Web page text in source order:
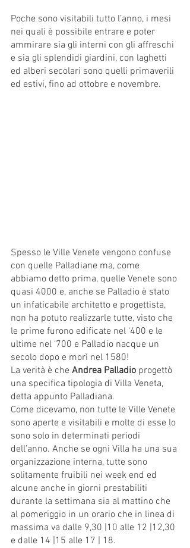
Poche sono visitabili tutto l’anno, i mesi
nei quali è possibile entrare e poter
ammirare sia gli interni con gli affreschi
e sia gli splendidi giardini, con laghetti
ed alberi secolari sono quelli primaverili
ed estivi, fino ad ottobre e novembre.
Spesso le Ville Venete vengono confuse
con quelle Palladiane ma, come
abbiamo detto prima, quelle Venete sono
quasi 4000 e, anche se Palladio è stato
un infaticabile architetto e progettista,
non ha potuto realizzarle tutte, visto che
le prime furono edificate nel ‘400 e le
ultime nel ‘700 e Palladio nacque un
secolo dopo e morì nel 1580!
La verità è che Andrea Palladio progettò
una specifica tipologia di Villa Veneta,
detta appunto Palladiana.
Come dicevamo, non tutte le Ville Venete
sono aperte e visitabili e molte di esse lo
sono solo in determinati periodi
dell’anno. Anche se ogni Villa ha una sua
organizzazione interna, tutte sono
solitamente fruibili nei week end ed
alcune anche in giorni prestabiliti
durante la settimana sia al mattino che
al pomeriggio in un orario che in linea di
massima va dalle 9,30 |10 alle 12 |12,30
e dalle 14 |15 alle 17 | 18.